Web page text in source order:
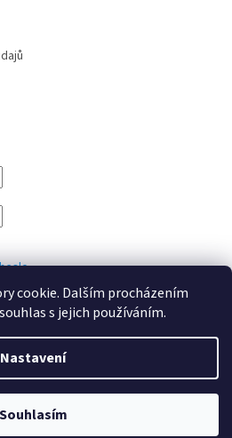
cookie. Dalším procházením
s jejich používáním.
Nastavení
Souhlasím
. Všechna práva vyhrazena.
nastavení cookies